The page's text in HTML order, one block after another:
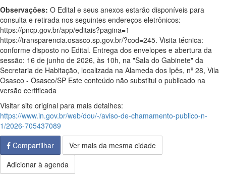
Observações: O Edital e seus anexos estarão disponíveis para
consulta e retirada nos seguintes endereços eletrônicos:
https://pncp.gov.br/app/editais?pagina=1
https://transparencia.osasco.sp.gov.br/?cod=245. Visita técnica:
conforme disposto no Edital. Entrega dos envelopes e abertura da
sessão: 16 de junho de 2026, às 10h, na "Sala do Gabinete" da
Secretaria de Habitação, localizada na Alameda dos Ipês, nº 28, Vila
Osasco - Osasco/SP Este conteúdo não substitui o publicado na
versão certificada
Visitar site original para mais detalhes:
https://www.in.gov.br/web/dou/-/aviso-de-chamamento-publico-n-
1/2026-705437089
Compartilhar
Ver mais da mesma cidade
Adicionar à agenda